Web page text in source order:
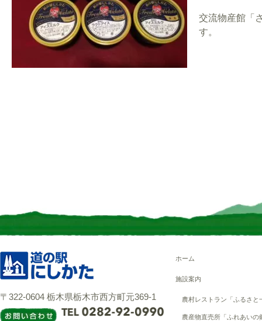
交流物産館「
す。
〒322-0604 栃木県栃木市西方町元369-1
ホーム
施設案内
農村レストラン「ふるさと
農産物直売所「ふれあいの